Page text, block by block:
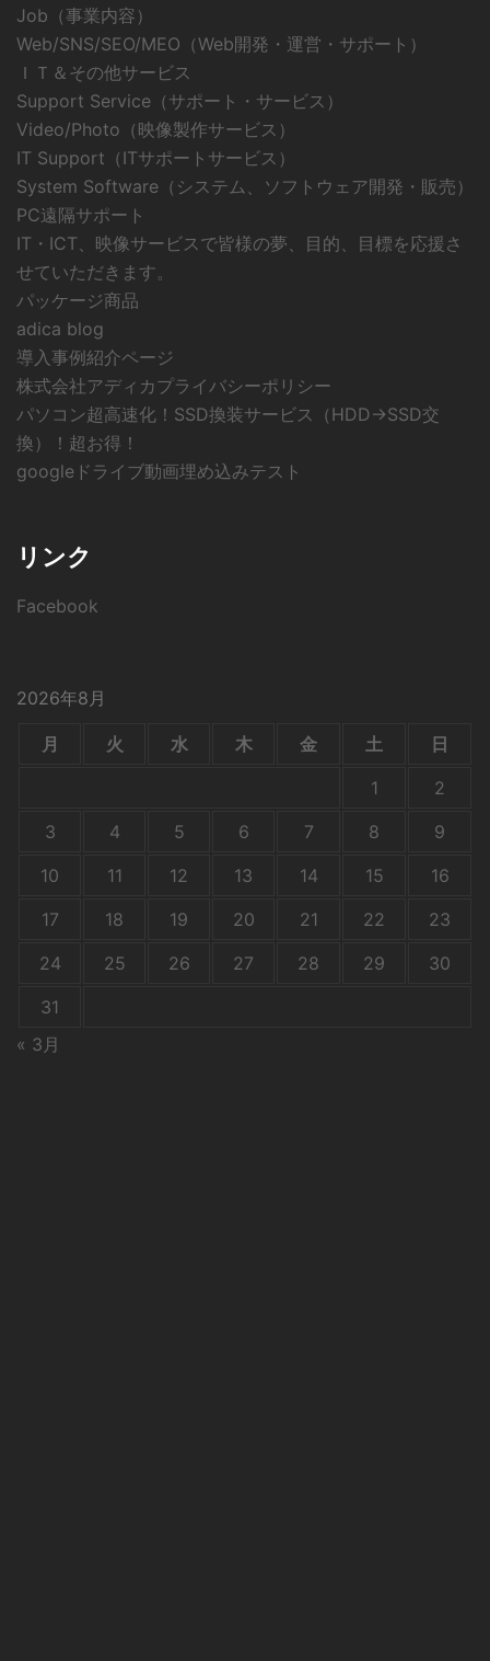
Job（事業内容）
Web/SNS/SEO/MEO（Web開発・運営・サポート）
ＩＴ＆その他サービス
Support Service（サポート・サービス）
Video/Photo（映像製作サービス）
IT Support（ITサポートサービス）
System Software（システム、ソフトウェア開発・販売）
PC遠隔サポート
IT・ICT、映像サービスで皆様の夢、目的、目標を応援さ
せていただきます。
パッケージ商品
adica blog
導入事例紹介ページ
株式会社アディカプライバシーポリシー
パソコン超高速化！SSD換装サービス（HDD→SSD交
換）！超お得！
googleドライブ動画埋め込みテスト
リンク
Facebook
2026年8月
月 火 水 木 金 土
日
1
2
3
4 5 6 7 8
9
10
11 12 13 14 15
16
17
18 19 20 21 22
23
24
25 26 27 28 29
30
31
« 3月